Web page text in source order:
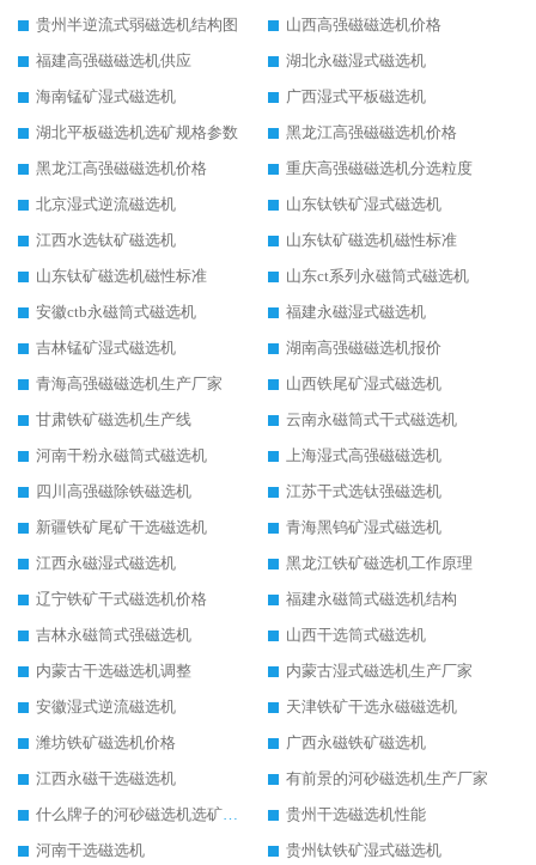
贵州半逆流式弱磁选机结构图
山西高强磁磁选机价格
福建高强磁磁选机供应
湖北永磁湿式磁选机
海南锰矿湿式磁选机
广西湿式平板磁选机
湖北平板磁选机选矿规格参数
黑龙江高强磁磁选机价格
黑龙江高强磁磁选机价格
重庆高强磁磁选机分选粒度
北京湿式逆流磁选机
山东钛铁矿湿式磁选机
江西水选钛矿磁选机
山东钛矿磁选机磁性标准
山东钛矿磁选机磁性标准
山东ct系列永磁筒式磁选机
安徽ctb永磁筒式磁选机
福建永磁湿式磁选机
吉林锰矿湿式磁选机
湖南高强磁磁选机报价
青海高强磁磁选机生产厂家
山西铁尾矿湿式磁选机
甘肃铁矿磁选机生产线
云南永磁筒式干式磁选机
河南干粉永磁筒式磁选机
上海湿式高强磁磁选机
四川高强磁除铁磁选机
江苏干式选钛强磁选机
新疆铁矿尾矿干选磁选机
青海黑钨矿湿式磁选机
江西永磁湿式磁选机
黑龙江铁矿磁选机工作原理
辽宁铁矿干式磁选机价格
福建永磁筒式磁选机结构
吉林永磁筒式强磁选机
山西干选筒式磁选机
内蒙古干选磁选机调整
内蒙古湿式磁选机生产厂家
安徽湿式逆流磁选机
天津铁矿干选永磁磁选机
潍坊铁矿磁选机价格
广西永磁铁矿磁选机
江西永磁干选磁选机
有前景的河砂磁选机生产厂家
什么牌子的河砂磁选机选矿效果好
贵州干选磁选机性能
河南干选磁选机
贵州钛铁矿湿式磁选机